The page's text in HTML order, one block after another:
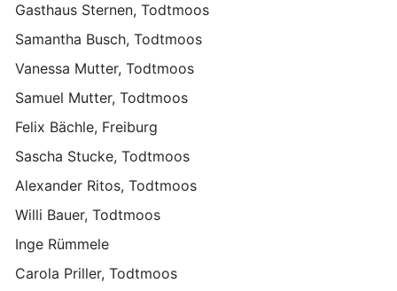
Gasthaus Sternen, Todtmoos
Samantha Busch, Todtmoos
Vanessa Mutter, Todtmoos
Samuel Mutter, Todtmoos
Felix Bächle, Freiburg
Sascha Stucke, Todtmoos
Alexander Ritos, Todtmoos
Willi Bauer, Todtmoos
Inge Rümmele
Carola Priller, Todtmoos